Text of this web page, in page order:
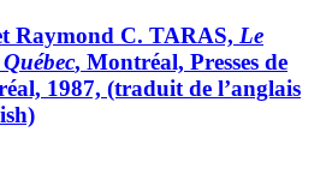
Raymond C. TARAS, Le
, Montréal, Presses de
1987, (traduit de l’anglais